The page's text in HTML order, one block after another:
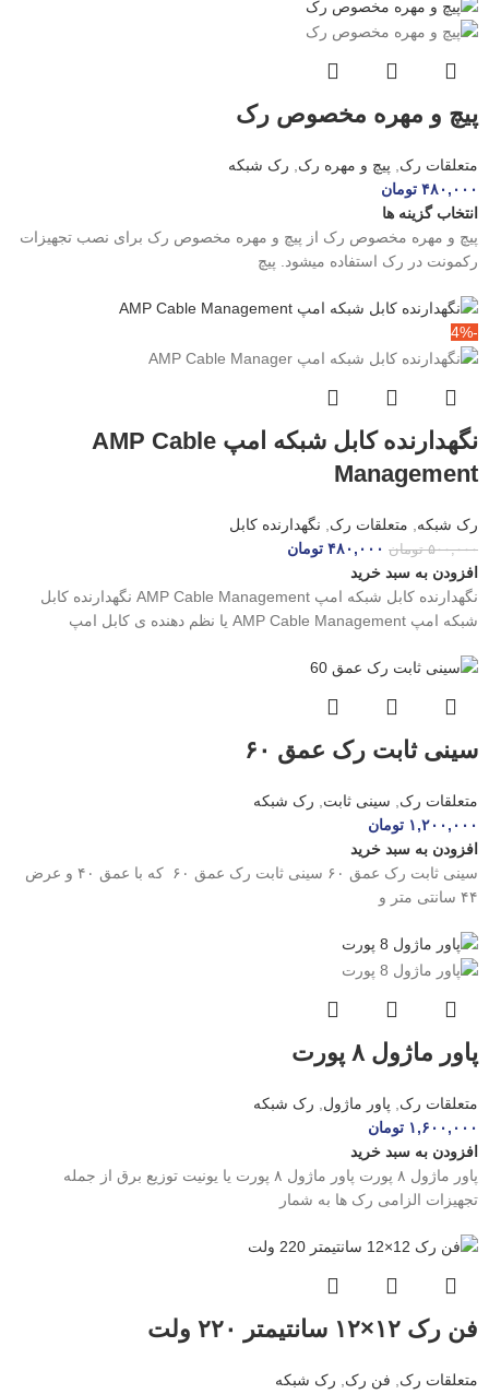
پیچ و مهره مخصوص رک
متعلقات رک پیچ و مهره رک
رک شبکه
۴۸۰,۰۰۰ تومان
انتخاب گزینه ها
پیچ و مهره مخصوص رک از پیچ و مهره مخصوص رک برای نصب تجهیزات
رکمونت در رک استفاده میشود. پیچ
-4%
نگهدارنده کابل شبکه امپ AMP Cable
Management
رک شبکه متعلقات رک نگهدارنده کابل
۵۰۰,۰۰۰ تومان ۴۸۰,۰۰۰ تومان
افزودن به سبد خرید
نگهدارنده کابل شبکه امپ AMP Cable Management نگهدارنده کابل
شبکه امپ AMP Cable Management یا نظم دهنده ی کابل امپ
سینی ثابت رک عمق ۶۰
متعلقات رک سینی ثابت
رک شبکه
۱,۲۰۰,۰۰۰ تومان
افزودن به سبد خرید
سینی ثابت رک عمق ۶۰ سینی ثابت رک عمق ۶۰ که با عمق ۴۰ و عرض
۴۴ سانتی متر و
پاور ماژول ۸ پورت
متعلقات رک پاور ماژول
رک شبکه
۱,۶۰۰,۰۰۰ تومان
افزودن به سبد خرید
پاور ماژول ۸ پورت پاور ماژول ۸ پورت یا یونیت توزیع برق از جمله
تجهیزات الزامی رک ها به شمار
فن رک ۱۲×۱۲ سانتیمتر ۲۲۰ ولت
متعلقات رک فن رک
رک شبکه